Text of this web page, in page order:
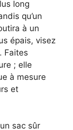
long
qu’un
à un
épais, visez
Faites
; elle
à mesure
et
sac sûr